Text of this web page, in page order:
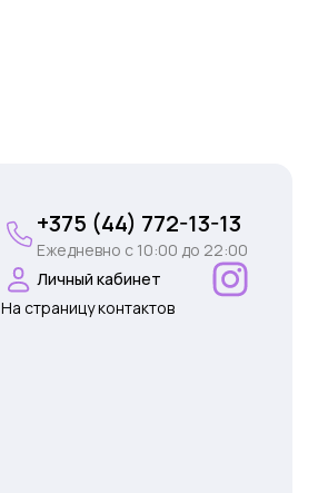
+375 (44) 772-13-13
Ежедневно c 10:00 до 22:00
Личный кабинет
На страницу контактов